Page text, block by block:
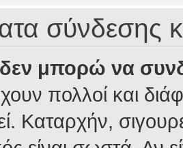
σύνδεσης
δεν μπορώ να
πολλοί και
Καταρχήν,